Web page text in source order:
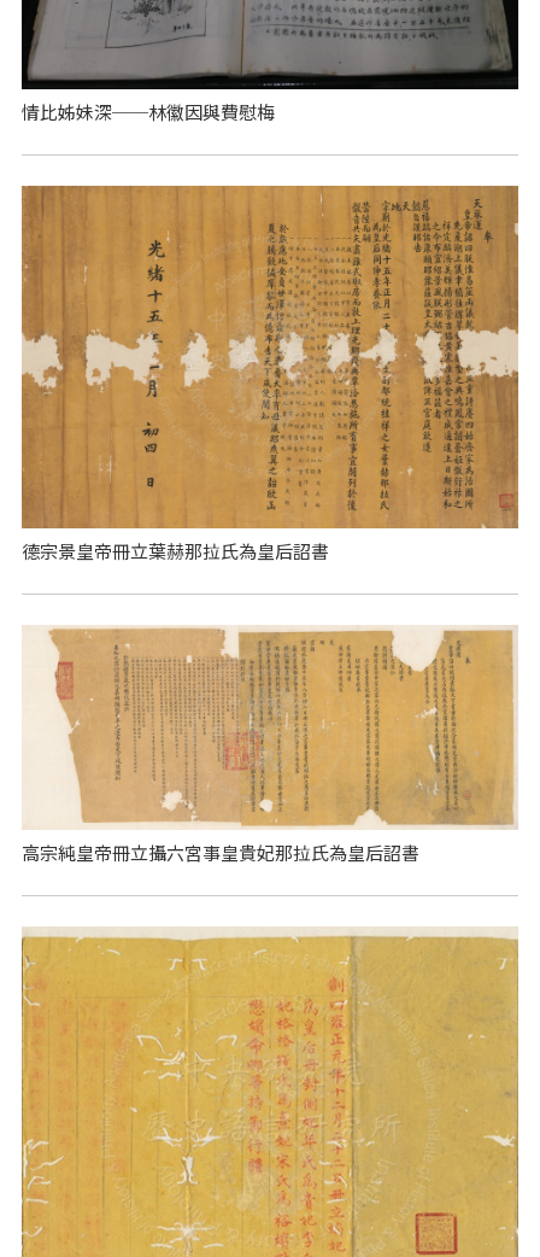
情比姊妹深──林徽因與費慰梅
德宗景皇帝冊立葉赫那拉氏為皇后詔書
高宗純皇帝冊立攝六宮事皇貴妃那拉氏為皇后詔書